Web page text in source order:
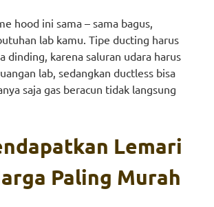
hood ini sama – sama bagus,
lab kamu. Tipe ducting harus
dinding, karena saluran udara harus
lab, sedangkan ductless bisa
saja gas beracun tidak langsung
Lemari
Paling Murah